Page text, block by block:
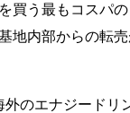
買う最もコスパ
地内部からの転売
のエナジードリ